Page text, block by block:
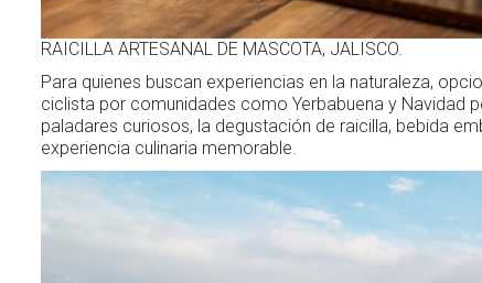
RAICILLA ARTESANAL DE MASCOTA, JALISCO.
Para quienes buscan experiencias en la naturaleza,
ciclista por comunidades como Yerbabuena y Navidad
paladares curiosos, la degustación de raicilla, bebida
experiencia culinaria memorable.